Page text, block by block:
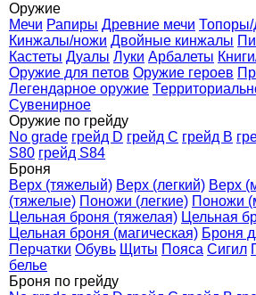
Оружие
Мечи Рапиры Древние мечи Топоры/
Кинжалы/ножи Двойные кинжалы
Кастеты Дуалы Луки Арбалеты
Оружие для петов Оружие героев
Легендарное оружие
Сувенирное
Оружие по грейду
No grade грейд D грейд C грейд B
S80 грейд S84
Броня
Верх (тяжелый) Верх (легкий) Верх
(тяжелые) Поножи (легкие) Поножи
Цельная броня (тяжелая) Цельная
Цельная броня (магическая) Броня
Перчатки Обувь Щиты Пояса Сигил
белье
Броня по грейду